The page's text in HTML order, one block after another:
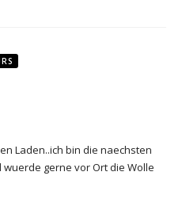
Laden..ich bin die naechsten
gerne vor Ort die Wolle